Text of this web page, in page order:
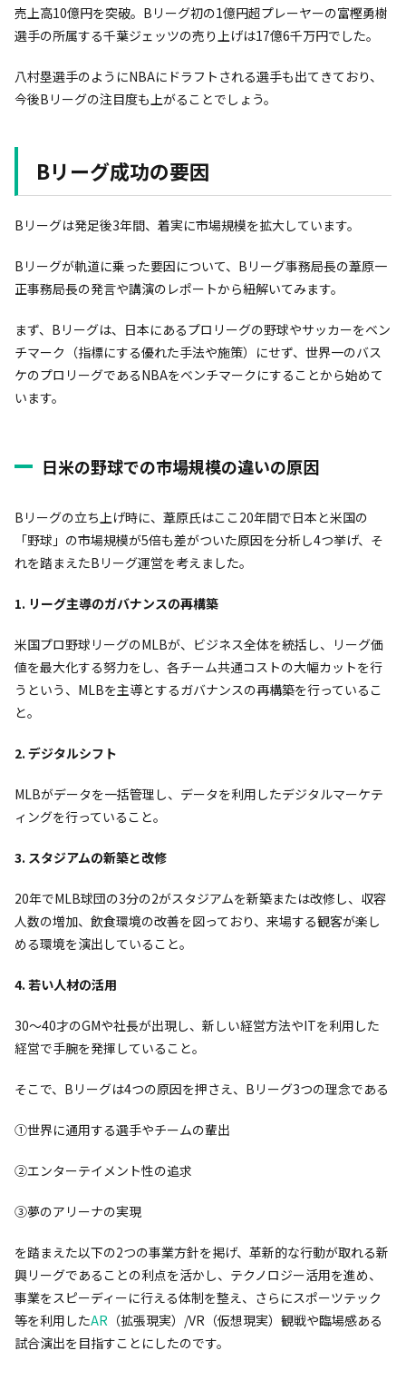
売上高10億円を突破。Bリーグ初の1億円超プレーヤーの富樫勇樹
選手の所属する千葉ジェッツの売り上げは17億6千万円でした。
八村塁選手のようにNBAにドラフトされる選手も出てきており、
今後Bリーグの注目度も上がることでしょう。
Bリーグ成功の要因
Bリーグは発足後3年間、着実に市場規模を拡大しています。
Bリーグが軌道に乗った要因について、Bリーグ事務局長の葦原一
正事務局長の発言や講演のレポートから紐解いてみます。
まず、Bリーグは、日本にあるプロリーグの野球やサッカーをベン
チマーク（指標にする優れた手法や施策）にせず、世界一のバス
ケのプロリーグであるNBAをベンチマークにすることから始めて
います。
日米の野球での市場規模の違いの原因
Bリーグの立ち上げ時に、葦原氏はここ20年間で日本と米国の
「野球」の市場規模が5倍も差がついた原因を分析し4つ挙げ、そ
れを踏まえたBリーグ運営を考えました。
1. リーグ主導のガバナンスの再構築
米国プロ野球リーグのMLBが、ビジネス全体を統括し、リーグ価
値を最大化する努力をし、各チーム共通コストの大幅カットを行
うという、MLBを主導とするガバナンスの再構築を行っているこ
と。
2. デジタルシフト
MLBがデータを一括管理し、データを利用したデジタルマーケテ
ィングを行っていること。
3. スタジアムの新築と改修
20年でMLB球団の3分の2がスタジアムを新築または改修し、収容
人数の増加、飲食環境の改善を図っており、来場する観客が楽し
める環境を演出していること。
4. 若い人材の活用
30〜40才のGMや社長が出現し、新しい経営方法やITを利用した
経営で手腕を発揮していること。
そこで、Bリーグは4つの原因を押さえ、Bリーグ3つの理念である
①世界に通用する選手やチームの輩出
②エンターテイメント性の追求
③夢のアリーナの実現
を踏まえた以下の2つの事業方針を掲げ、革新的な行動が取れる新
興リーグであることの利点を活かし、テクノロジー活用を進め、
事業をスピーディーに行える体制を整え、さらにスポーツテック
等を利用したAR （拡張現実）/VR（仮想現実）観戦や臨場感ある
試合演出を目指すことにしたのです。